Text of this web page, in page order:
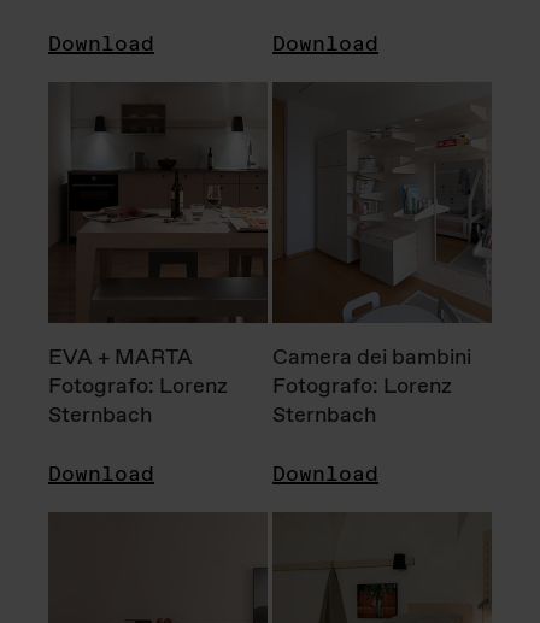
Download Download
EVA + MARTA
Fotografo: Lorenz
Sternbach
Download
Camera dei bambini
Fotografo: Lorenz
Sternbach
Download